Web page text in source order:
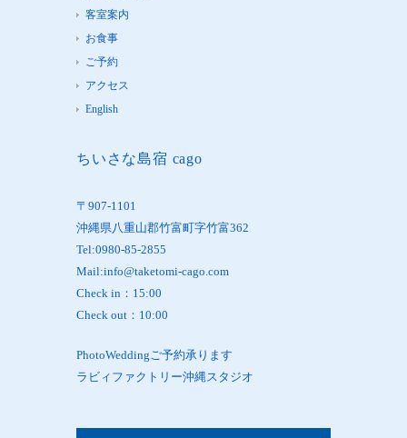
客室案内
お食事
ご予約
アクセス
English
ちいさな島宿 cago
〒907-1101
沖縄県八重山郡竹富町字竹富362
Tel:0980-85-2855
Mail:info@taketomi-cago.com
Check in：15:00
Check out：10:00
PhotoWeddingご予約承ります
ラビィファクトリー沖縄スタジオ